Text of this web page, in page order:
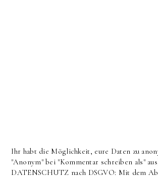
Ihr habt die Möglichkeit, eure Daten zu
"Anonym" bei "Kommentar schreiben als"
DATENSCHUTZ nach DSGVO: Mit dem